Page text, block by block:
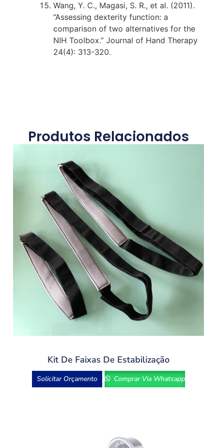
Wang, Y. C., Magasi, S. R., et al. (2011).
“Assessing dexterity function: a
comparison of two alternatives for the
NIH Toolbox.” Journal of Hand Therapy
24(4): 313-320.
Produtos Relacionados
Kit De Faixas De Estabilização
Solicitar Orçamento Comprar Via Whatsapp